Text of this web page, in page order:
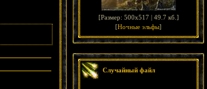
[Размер: 500x517 | 49.7 кб. ]
[Ночные эльфы]
Случайный файл